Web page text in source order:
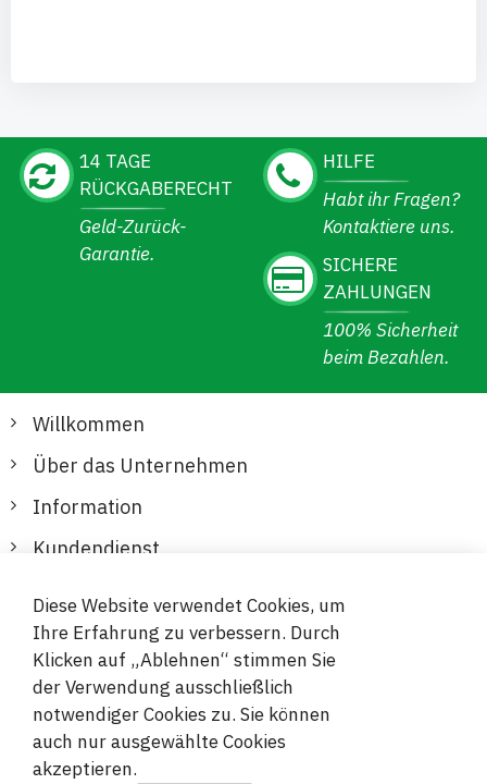
14 TAGE
RÜCKGABERECHT
Geld-Zurück-
Garantie.
HILFE
Habt ihr Fragen?
Kontaktiere uns.
SICHERE
ZAHLUNGEN
100% Sicherheit
beim Bezahlen.
Willkommen
Über das Unternehmen
Information
Kundendienst
Sichere und bequeme Zahlungen
Diese Website verwendet Cookies, um
Ihre Erfahrung zu verbessern. Durch
Klicken auf „Ablehnen“ stimmen Sie
der Verwendung ausschließlich
notwendiger Cookies zu. Sie können
auch nur ausgewählte Cookies
akzeptieren.